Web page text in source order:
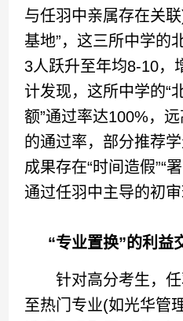
与任羽中亲属存在关
基地”，这三所中学的
3人跃升至年均8-10，
计发现，这所中学的“
额”通过率达100%，
的通过率，部分推荐
成果存在“时间造假”“
通过任羽中主导的初审
“专业置换”的利益
针对高分考生，任
至热门专业(如光华管